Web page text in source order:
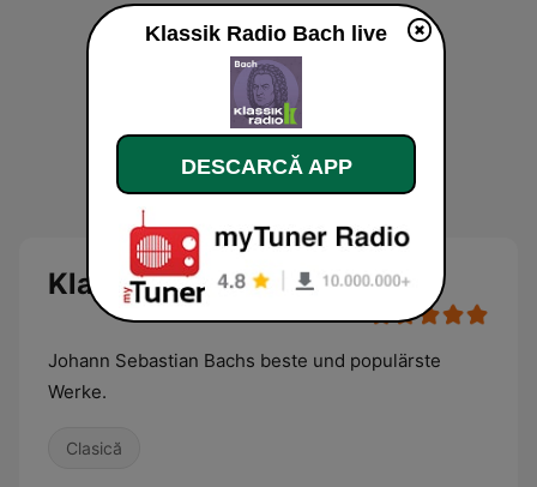
Klassik Radio Bach
Johann Sebastian Bachs beste und populärste
Werke.
Clasică
Klassik Radio Bach live
DESCARCĂ APP